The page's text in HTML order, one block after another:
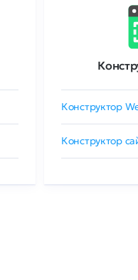
Конструктор
Конструктор